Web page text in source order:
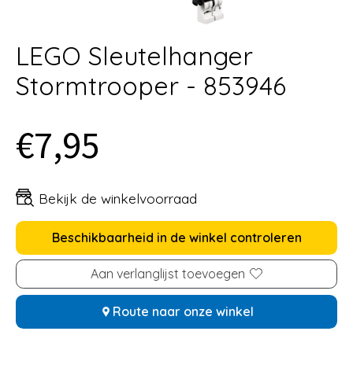
LEGO Sleutelhanger
Stormtrooper - 853946
€7,95
Bekijk de winkelvoorraad
Beschikbaarheid in de winkel controleren
Aan verlanglijst toevoegen
Route naar onze winkel